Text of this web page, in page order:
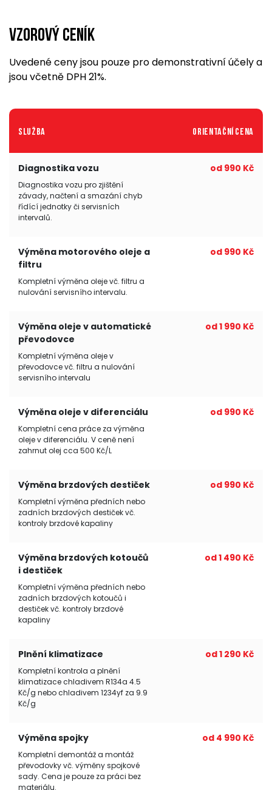
Vzorový ceník
Uvedené ceny jsou pouze pro demonstrativní účely a
jsou včetně DPH 21%.
Služba Orientační cena
Diagnostika vozu
Diagnostika vozu pro zjištění
závady, načtení a smazání chyb
řídící jednotky či servisních
intervalů.
od 990 Kč
Výměna motorového oleje a
filtru
Kompletní výměna oleje vč. filtru a
nulování servisního intervalu.
od 990 Kč
Výměna oleje v automatické
převodovce
Kompletní výměna oleje v
převodovce vč. filtru a nulování
servisního intervalu
od 1 990 Kč
Výměna oleje v diferenciálu
Kompletní cena práce za výměna
oleje v diferenciálu. V ceně není
zahrnut olej cca 500 Kč/L
od 990 Kč
Výměna brzdových destiček
Kompletní výměna předních nebo
zadních brzdových destiček vč.
kontroly brzdové kapaliny
od 990 Kč
Výměna brzdových kotoučů
i destiček
Kompletní výměna předních nebo
zadních brzdových kotoučů i
destiček vč. kontroly brzdové
kapaliny
od 1 490 Kč
Plnění klimatizace
Kompletní kontrola a plnění
klimatizace chladivem R134a 4.5
Kč/g nebo chladivem 1234yf za 9.9
Kč/g
od 1 290 Kč
Výměna spojky
Kompletní demontáž a montáž
převodovky vč. výměny spojkové
sady. Cena je pouze za práci bez
materiálu.
od 4 990 Kč